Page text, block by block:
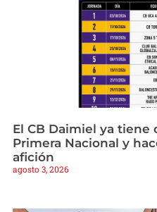
El CB Daimiel ya tiene
Primera Nacional y
afición
agosto 3, 2026